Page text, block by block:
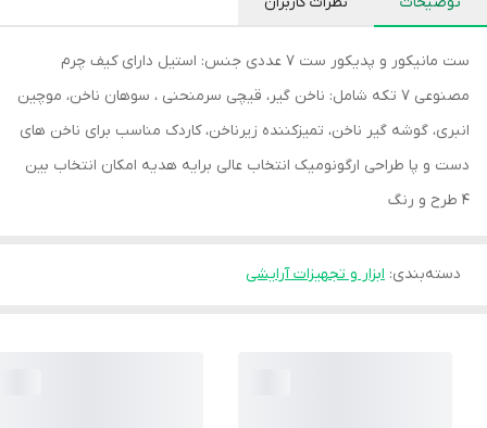
ست مانیکور و پدیکور ست 7 عددی جنس: استیل دارای کیف چرم
مصنوعی 7 تکه شامل: ناخن گیر، قیچی سرمنحنی ، سوهان ناخن، موچین
انبری، گوشه گیر ناخن، تمیزکننده زیرناخن، کاردک مناسب برای ناخن های
دست و پا طراحی ارگونومیک انتخاب عالی برایه هدیه امکان انتخاب بین
4 طرح و رنگ
دسته‌بندی: ابزار و تجهیزات آرایشی